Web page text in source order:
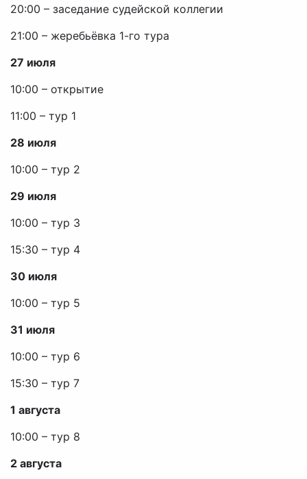
20:00 – заседание судейской коллегии
21:00 – жеребьёвка 1-го тура
27 июля
10:00 – открытие
11:00 – тур 1
28 июля
10:00 – тур 2
29 июля
10:00 – тур 3
15:30 – тур 4
30 июля
10:00 – тур 5
31 июля
10:00 – тур 6
15:30 – тур 7
1 августа
10:00 – тур 8
2 августа